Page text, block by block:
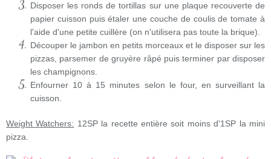
Disposer les ronds de tortillas sur une plaque recouverte de
papier cuisson puis étaler une couche de coulis de tomate à
l'aide d'une petite cuillère (on n'utilisera pas toute la brique).
Découper le jambon en petits morceaux et le disposer sur les
pizzas, parsemer de gruyère râpé puis terminer par disposer
les champignons.
Enfourner 10 à 15 minutes selon le four, en surveillant la
cuisson.
Weight Watchers: 12SP la recette entière soit moins d'1SP la mini
pizza.